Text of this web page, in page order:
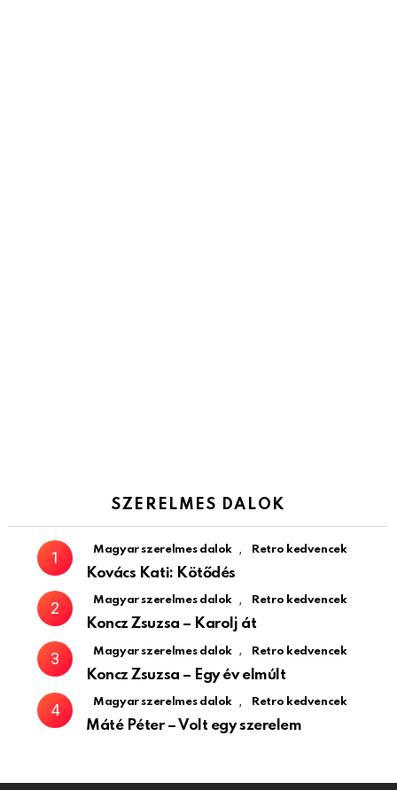
SZERELMES DALOK
Magyar szerelmes dalok , Retro kedvencek
Kovács Kati: Kötődés
Magyar szerelmes dalok , Retro kedvencek
Koncz Zsuzsa – Karolj át
Magyar szerelmes dalok , Retro kedvencek
Koncz Zsuzsa – Egy év elmúlt
Magyar szerelmes dalok , Retro kedvencek
Máté Péter – Volt egy szerelem